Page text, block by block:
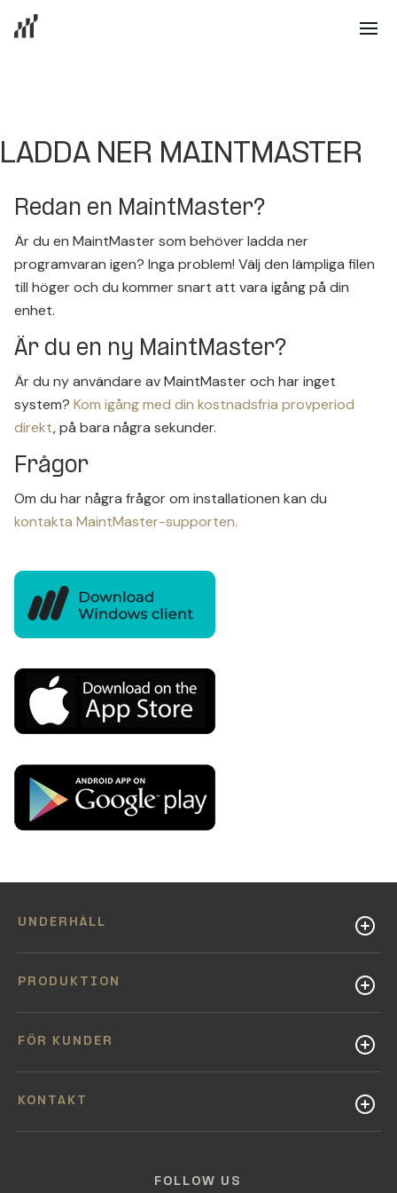
LADDA NER MAINTMASTER
Redan en MaintMaster?
Är du en MaintMaster som behöver ladda ner
programvaran igen? Inga problem! Välj den lämpliga filen
till höger och du kommer snart att vara igång på din
enhet.
Är du en ny MaintMaster?
Är du ny användare av MaintMaster och har inget
system? Kom igång med din kostnadsfria provperiod
direkt, på bara några sekunder.
Frågor
Om du har några frågor om installationen kan du
kontakta MaintMaster-supporten.
UNDERHÅLL
PRODUKTION
FÖR KUNDER
KONTAKT
FOLLOW US